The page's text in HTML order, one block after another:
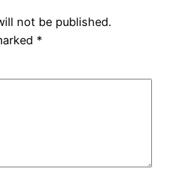
not be published.
*